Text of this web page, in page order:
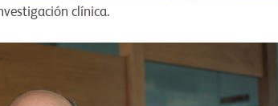
clínica.